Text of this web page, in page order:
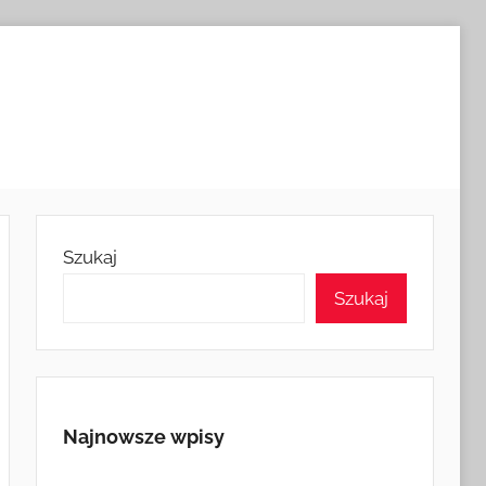
Szukaj
Szukaj
Najnowsze wpisy